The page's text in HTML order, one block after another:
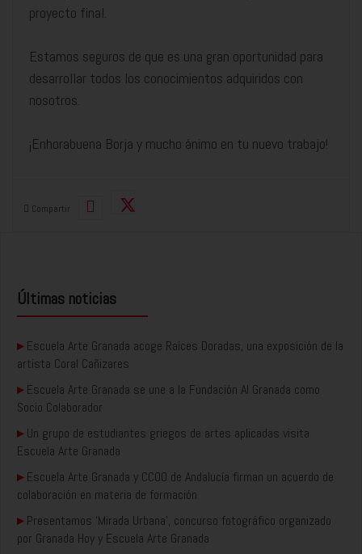
proyecto final.
Estamos seguros de que es una gran oportunidad para
desarrollar todos los conocimientos adquiridos con
nosotros.
¡Enhorabuena Borja y mucho ánimo en tu nuevo trabajo!
Compartir
Últimas noticias
▸Escuela Arte Granada acoge Raíces Doradas, una exposición de la
artista Coral Cañizares
▸Escuela Arte Granada se une a la Fundación AI Granada como
Socio Colaborador
▸Un grupo de estudiantes griegos de artes aplicadas visita
Escuela Arte Granada
▸Escuela Arte Granada y CCOO de Andalucía firman un acuerdo de
colaboración en materia de formación
▸Presentamos ‘Mirada Urbana’, concurso fotográfico organizado
por Granada Hoy y Escuela Arte Granada